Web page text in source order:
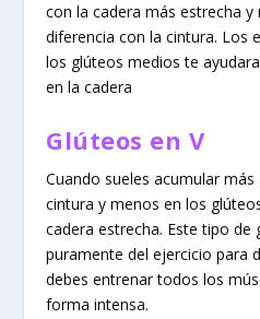
con la cadera más estrecha y
diferencia con la cintura. Los
los glúteos medios te
en la cadera
Glúteos en V
Cuando sueles acumular
cintura y menos en los
cadera estrecha. Este tipo de
puramente del ejercicio para
debes entrenar todos los
forma intensa.